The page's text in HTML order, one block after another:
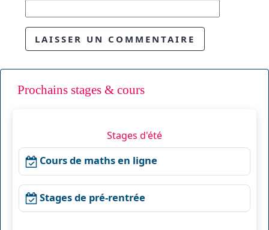
Prochains stages & cours
Stages d'été
Cours de maths en ligne
Stages de pré-rentrée